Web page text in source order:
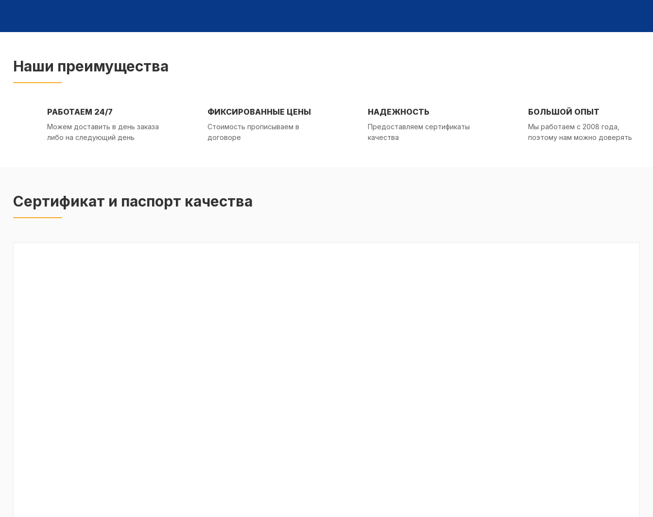
Наши преимущества
РАБОТАЕМ 24/7
Можем доставить в день заказа
либо на следующий день
ФИКСИРОВАННЫЕ ЦЕНЫ
Стоимость прописываем в
договоре
НАДЕЖНОСТЬ
Предоставляем сертификаты
качества
БОЛЬШОЙ ОПЫТ
Мы работаем с 2008 года,
поэтому нам можно доверять
Сертификат и паспорт качества